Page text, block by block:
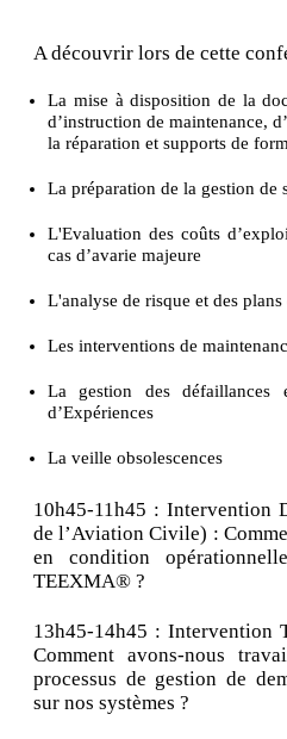
A découvrir lors de cette
La mise à disposition de la
d’instruction de maintenance,
la réparation et supports de
La préparation de la gestion de
L'Evaluation des coûts
cas d’avarie majeure
L'analyse de risque et des
Les interventions de
La gestion des défaillances
d’Expériences
La veille obsolescences
10h45-11h45 : Intervention
de l’Aviation Civile) :
en condition
TEEXMA® ?
13h45-14h45 : Intervention
Comment avons-nous
processus de gestion de
sur nos systèmes ?